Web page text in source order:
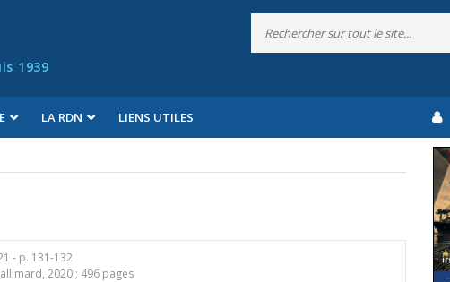
1939
LA RDN LIENS UTILES
- p. 131-132
2020 ; 496 pages